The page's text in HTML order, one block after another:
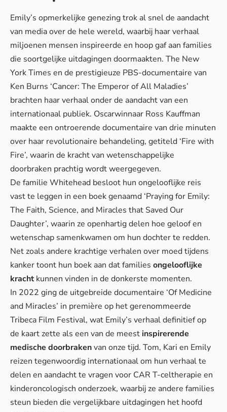
Emily’s opmerkelijke genezing trok al snel de aandacht
van media over de hele wereld, waarbij haar verhaal
miljoenen mensen inspireerde en hoop gaf aan families
die soortgelijke uitdagingen doormaakten. The New
York Times en de prestigieuze PBS-documentaire van
Ken Burns ‘Cancer: The Emperor of All Maladies’
brachten haar verhaal onder de aandacht van een
internationaal publiek. Oscarwinnaar Ross Kauffman
maakte een ontroerende documentaire van drie minuten
over haar revolutionaire behandeling, getiteld ‘Fire with
Fire’, waarin de kracht van wetenschappelijke
doorbraken prachtig wordt weergegeven.
De familie Whitehead besloot hun ongelooflijke reis
vast te leggen in een boek genaamd ‘Praying for Emily:
The Faith, Science, and Miracles that Saved Our
Daughter’, waarin ze openhartig delen hoe geloof en
wetenschap samenkwamen om hun dochter te redden.
Net zoals andere krachtige verhalen over moed tijdens
kanker toont hun boek aan dat families ongelooflijke
kracht kunnen vinden in de donkerste momenten.
In 2022 ging de uitgebreide documentaire ‘Of Medicine
and Miracles’ in première op het gerenommeerde
Tribeca Film Festival, wat Emily’s verhaal definitief op
de kaart zette als een van de meest inspirerende
medische doorbrakenvan onze tijd. Tom, Kari en Emily
reizen tegenwoordig internationaal om hun verhaal te
delen en aandacht te vragen voor CAR T-celtherapie en
kinderoncologisch onderzoek, waarbij ze andere families
steun bieden die vergelijkbare uitdagingen het hoofd